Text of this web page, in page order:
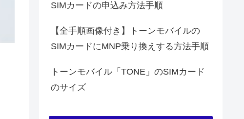
SIMカードの申込み方法手順
【全手順画像付き】トーンモバイルの
SIMカードにMNP乗り換えする方法手順
トーンモバイル「TONE」のSIMカード
のサイズ